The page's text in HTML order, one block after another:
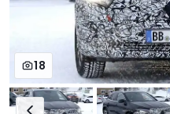
18